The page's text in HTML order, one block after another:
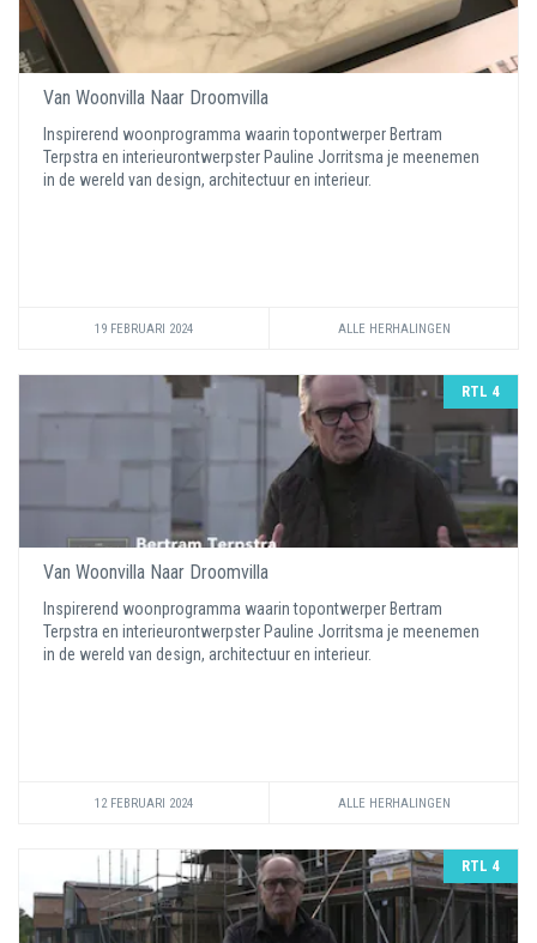
Van Woonvilla Naar Droomvilla
Inspirerend woonprogramma waarin topontwerper Bertram
Terpstra en interieurontwerpster Pauline Jorritsma je meenemen
in de wereld van design, architectuur en interieur.
19 FEBRUARI 2024 ALLE HERHALINGEN
RTL 4
Van Woonvilla Naar Droomvilla
Inspirerend woonprogramma waarin topontwerper Bertram
Terpstra en interieurontwerpster Pauline Jorritsma je meenemen
in de wereld van design, architectuur en interieur.
12 FEBRUARI 2024 ALLE HERHALINGEN
RTL 4